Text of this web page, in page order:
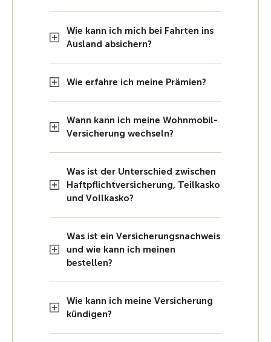
Wie kann ich mich bei Fahrten ins
Ausland absichern?
Wie erfahre ich meine Prämien?
Wann kann ich meine Wohnmobil-
Versicherung wechseln?
Was ist der Unterschied zwischen
Haftpflichtversicherung, Teilkasko
und Vollkasko?
Was ist ein Versicherungsnachweis
und wie kann ich meinen
bestellen?
Wie kann ich meine Versicherung
kündigen?